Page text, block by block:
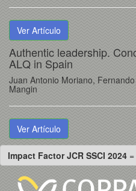
Ver Artículo
Authentic leadership.
ALQ in Spain
Juan Antonio Moriano,
Mangin
Ver Artículo
Impact Factor JCR SSCI 2024